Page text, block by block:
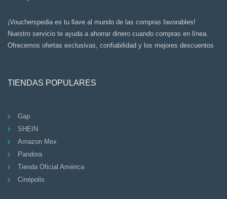
¡Voucherspedia es tu llave al mundo de las compras favorables!
Nuestro servicio te ayuda a ahorrar dinero cuando compras en línea.
Ofrecemos ofertas exclusivas, confiabilidad y los mejores descuentos
TIENDAS POPULARES
Gap
SHEIN
Amazon Mex
Pandora
Tienda Oficial América
Cinépolis